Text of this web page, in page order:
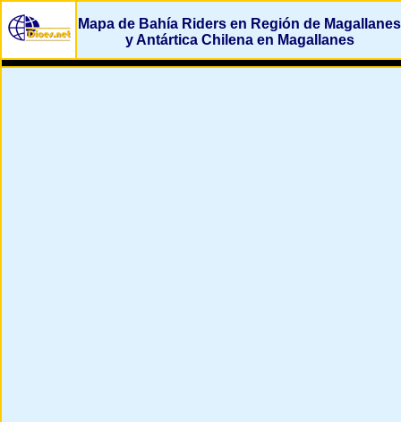
Mapa de Bahía Riders en Región de Magallanes
y Antártica Chilena en Magallanes